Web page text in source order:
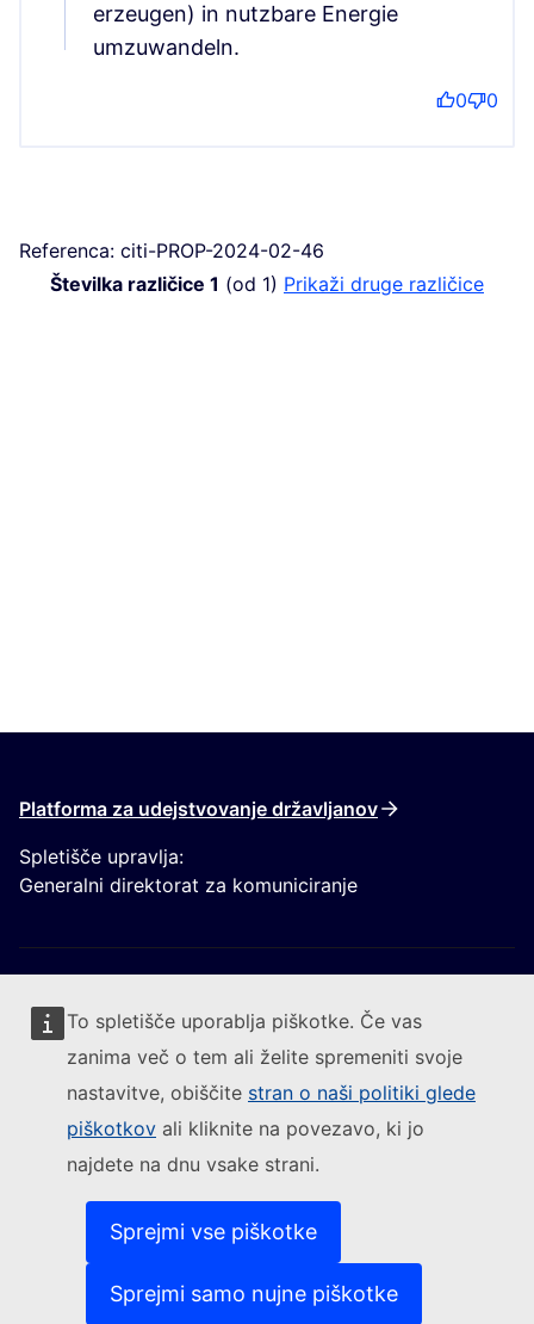
To spletišče uporablja piškotke. Če vas
zanima več o tem ali želite spremeniti svoje
nastavitve, obiščite stran o naši politiki glede
piškotkov ali kliknite na povezavo, ki jo
najdete na dnu vsake strani.
Sprejmi vse piškotke
Sprejmi samo nujne piškotke
erzeugen) in nutzbare Energie
umzuwandeln.
0 0
Referenca: citi-PROP-2024-02-46
Številka različice 1 (od 1) Prikaži druge različice
Platforma za udejstvovanje državljanov
Spletišče upravlja:
Generalni direktorat za komuniciranje
Sledite Evropski komisiji
Kontakt(Zunanja povezava)
Prijavite ranljivost informacijskega sistema
Jeziki na naših spletiščih(Zunanja povezava)
(Zunanja povezava)
Politika varstva zasebnost
Pravno obvestilo
(Zunanja povezava)
Dostopnost